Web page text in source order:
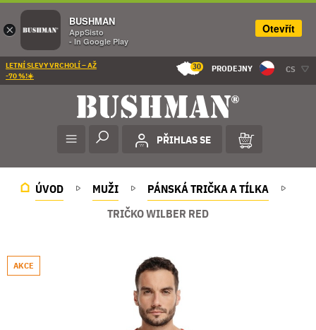
LETNÍ SLEVY VRCHOLÍ – AŽ
-70 %!☀️
30 PRODEJNY CS
PŘIHLAS SE
ÚVOD MUŽI
PÁNSKÁ TRIČKA A TÍLKA
TRIČKO WILBER RED
AKCE
×
BUSHMAN
AppSisto
- In Google Play
Otevřít